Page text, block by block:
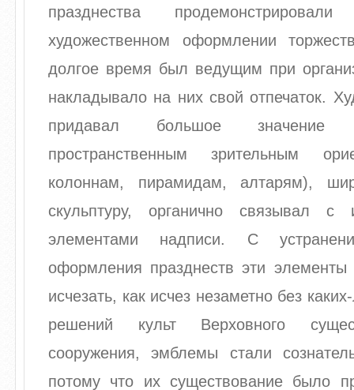
празднества
художественном оформлении
долгое время был ведущим при
накладывало на них свой отпечаток.
придавал большое значение
пространственным зрительным
колоннам, пирамидам, алтарям),
скульптуру, органично связывал с
элементами надписи. С
оформления празднеств эти элементы
исчезать, как исчез незаметно без
решений культ Верховного
сооружения, эмблемы стали
потому что их существование было